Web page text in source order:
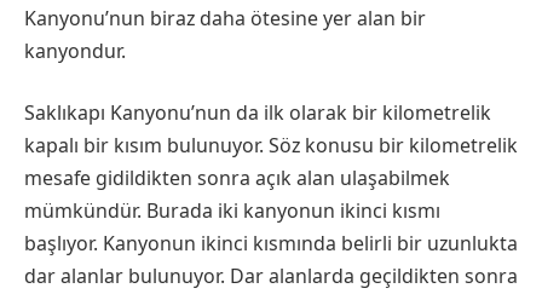
Kanyonu’nun biraz daha ötesine yer alan bir
kanyondur.
Saklıkapı Kanyonu’nun da ilk olarak bir kilometrelik
kapalı bir kısım bulunuyor. Söz konusu bir kilometrelik
mesafe gidildikten sonra açık alan ulaşabilmek
mümkündür. Burada iki kanyonun ikinci kısmı
başlıyor. Kanyonun ikinci kısmında belirli bir uzunlukta
dar alanlar bulunuyor. Dar alanlarda geçildikten sonra